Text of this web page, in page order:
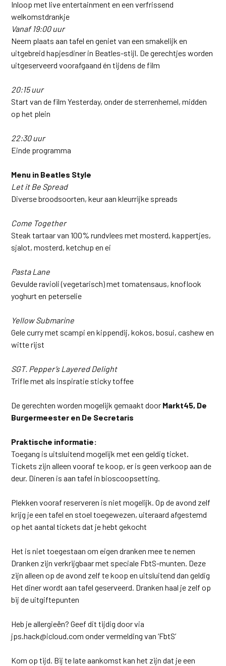
Inloop met live entertainment en een verfrissend
welkomstdrankje
Vanaf 19:00 uur
Neem plaats aan tafel en geniet van een smakelijk en
uitgebreid hapjesdiner in Beatles-stijl. De gerechtjes worden
uitgeserveerd voorafgaand én tijdens de film
20:15 uur
Start van de film Yesterday, onder de sterrenhemel, midden
op het plein
22:30 uur
Einde programma
Menu in Beatles Style
Let it Be Spread
Diverse broodsoorten, keur aan kleurrijke spreads
Come Together
Steak tartaar van 100% rundvlees met mosterd, kappertjes,
sjalot, mosterd, ketchup en ei
Pasta Lane
Gevulde ravioli (vegetarisch) met tomatensaus, knoflook
yoghurt en peterselie
Yellow Submarine
Gele curry met scampi en kippendij, kokos, bosui, cashew en
witte rijst
SGT. Pepper’s Layered Delight
Trifle met als inspiratie sticky toffee
De gerechten worden mogelijk gemaakt door Markt45, De
Burgermeester en De Secretaris
Praktische informatie:
Toegang is uitsluitend mogelijk met een geldig ticket.
Tickets zijn alleen vooraf te koop, er is geen verkoop aan de
deur. Dineren is aan tafel in bioscoopsetting.
Plekken vooraf reserveren is niet mogelijk. Op de avond zelf
krijg je een tafel en stoel toegewezen, uiteraard afgestemd
op het aantal tickets dat je hebt gekocht
Het is niet toegestaan om eigen dranken mee te nemen
Dranken zijn verkrijgbaar met speciale FbtS-munten. Deze
zijn alleen op de avond zelf te koop en uitsluitend dan geldig
Het diner wordt aan tafel geserveerd. Dranken haal je zelf op
bij de uitgiftepunten
Heb je allergieën? Geef dit tijdig door via
jps.hack@icloud.com onder vermelding van ‘FbtS’
Kom op tijd. Bij te late aankomst kan het zijn dat je een